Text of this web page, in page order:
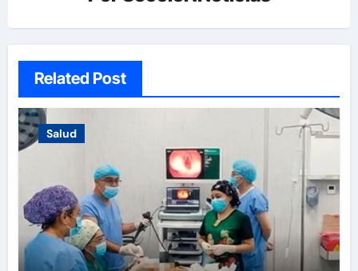
Related Post
Salud